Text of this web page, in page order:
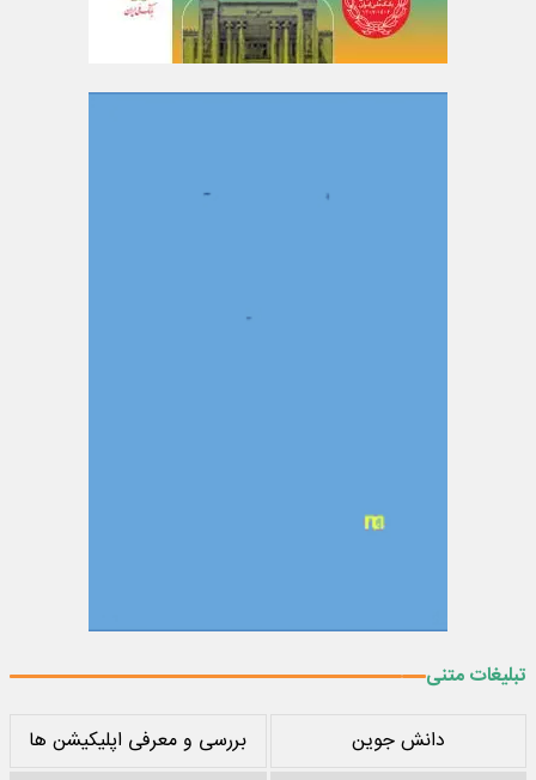
تبلیغات متنی
دانش جوین
بررسی و معرفی اپلیکیشن ها